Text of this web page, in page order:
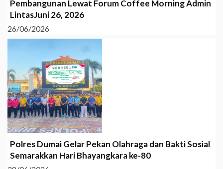
Pembangunan Lewat Forum Coffee Morning Admin
LintasJuni 26, 2026
26/06/2026
Polres Dumai Gelar Pekan Olahraga dan Bakti Sosial
Semarakkan Hari Bhayangkara ke-80